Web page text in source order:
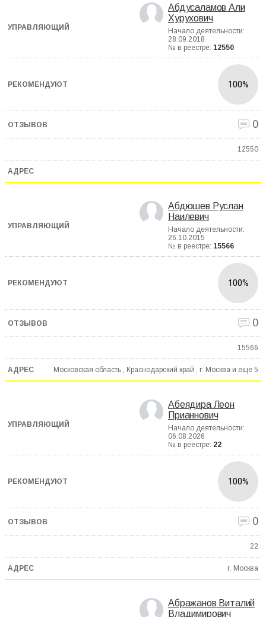
Абдусаламов Али
Хурухович
Начало деятельности:
28.09.2018
№ в реестре: 12550
100%
0
12550
Абдюшев Руслан
Наилевич
Начало деятельности:
26.10.2015
№ в реестре: 15566
100%
0
15566
Московская область , Краснодарский край , г. Москва и еще 5
Абеядира Леон
Прианнович
Начало деятельности:
06.08.2026
№ в реестре: 22
100%
0
22
г. Москва
Абражанов Виталий
Владимирович